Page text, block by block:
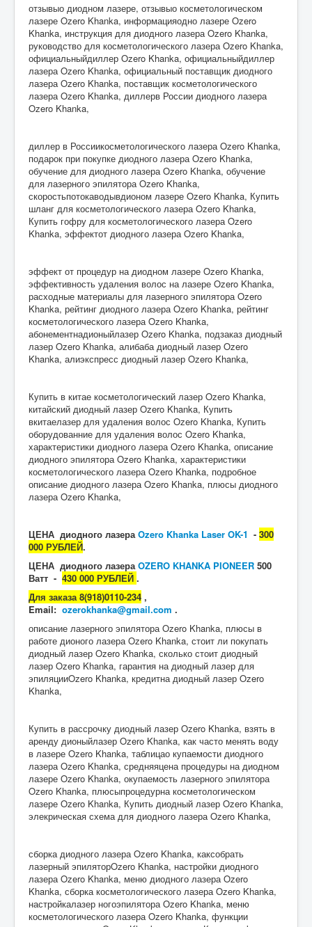
отзывыо диодном лазере, отзывыо косметологическом
лазере Ozero Khanka, информацияодно лазере Ozero
Khanka, инструкция для диодного лазера Ozero Khanka,
руководство для косметологического лазера Ozero Khanka,
официальныйдиллер Ozero Khanka, официальныйдиллер
лазера Ozero Khanka, официальный поставщик диодного
лазера Ozero Khanka, поставщик косметологического
лазера Ozero Khanka, диллерв России диодного лазера
Ozero Khanka,
диллер в Россиикосметологического лазера Ozero Khanka,
подарок при покупке диодного лазера Ozero Khanka,
обучение для диодного лазера Ozero Khanka, обучение
для лазерного эпилятора Ozero Khanka,
скоростьпотокаводывдионом лазере Ozero Khanka, Купить
шланг для косметологического лазера Ozero Khanka,
Купить гофру для косметологического лазера Ozero
Khanka, эффектот диодного лазера Ozero Khanka,
эффект от процедур на диодном лазере Ozero Khanka,
эффективность удаления волос на лазере Ozero Khanka,
расходные материалы для лазерного эпилятора Ozero
Khanka, рейтинг диодного лазера Ozero Khanka, рейтинг
косметологического лазера Ozero Khanka,
абонементнадионыйлазер Ozero Khanka, подзаказ диодный
лазер Ozero Khanka, алибаба диодный лазер Ozero
Khanka, алиэкспресс диодный лазер Ozero Khanka,
Купить в китае косметологический лазер Ozero Khanka,
китайский диодный лазер Ozero Khanka, Купить
вкитаелазер для удаления волос Ozero Khanka, Купить
оборудованние для удаления волос Ozero Khanka,
характеристики диодного лазера Ozero Khanka, описание
диодного эпилятора Ozero Khanka, характеристики
косметологического лазера Ozero Khanka, подробное
описание диодного лазера Ozero Khanka, плюсы диодного
лазера Ozero Khanka,
ЦЕНА диодного лазера Ozero Khanka Laser OK-1 - 300
000 РУБЛЕЙ.
ЦЕНА диодного лазера OZERO KHANKA PIONEER 500
Ватт - 430 000 РУБЛЕЙ .
Для заказа 8(918)0110-234 ,
Email: ozerokhanka@gmail.com .
описание лазерного эпилятора Ozero Khanka, плюсы в
работе дионого лазера Ozero Khanka, стоит ли покупать
диодный лазер Ozero Khanka, сколько стоит диодный
лазер Ozero Khanka, гарантия на диодный лазер для
эпиляцииOzero Khanka, кредитна диодный лазер Ozero
Khanka,
Купить в рассрочку диодный лазер Ozero Khanka, взять в
аренду дионыйлазер Ozero Khanka, как часто менять воду
в лазере Ozero Khanka, таблицао купаемости диодного
лазера Ozero Khanka, средняяцена процедуры на диодном
лазере Ozero Khanka, окупаемость лазерного эпилятора
Ozero Khanka, плюсыпроцедурна косметологическом
лазере Ozero Khanka, Купить диодный лазер Ozero Khanka,
элекрическая схема для диодного лазера Ozero Khanka,
сборка диодного лазера Ozero Khanka, каксобрать
лазерный эпиляторOzero Khanka, настройки диодного
лазера Ozero Khanka, меню диодного лазера Ozero
Khanka, сборка косметологического лазера Ozero Khanka,
настройкалазер ногоэпилятора Ozero Khanka, меню
косметологического лазера Ozero Khanka, функции